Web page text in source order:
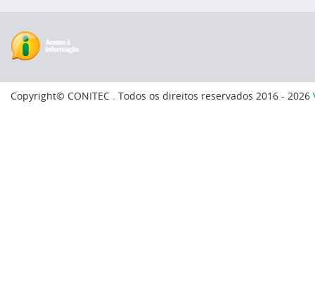
Copyright© CONITEC . Todos os direitos reservados 2016 - 2026